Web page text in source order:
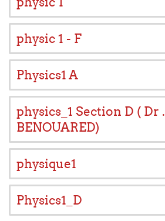
physic 1 - F
Physics1 A
physics_1 Section D ( Dr .
BENOUARED)
physique1
Physics1_D